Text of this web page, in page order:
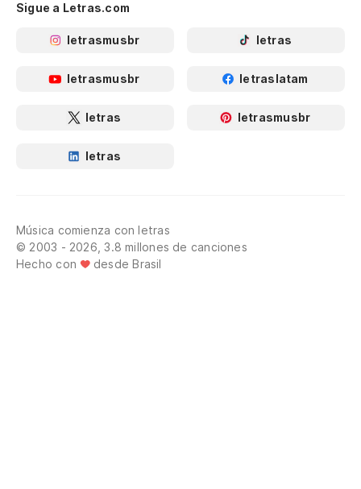
Sigue a Letras.com
letrasmusbr letras
letrasmusbr letraslatam
letras letrasmusbr
letras
Música comienza con letras
© 2003 - 2026, 3.8 millones de canciones
Hecho con
desde Brasil